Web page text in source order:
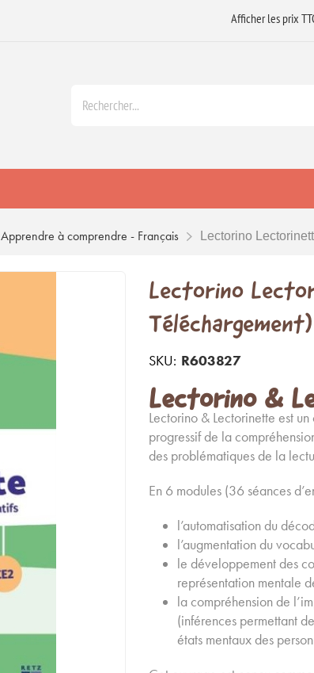
Apprendre à comprendre - Français Lectorino
Lectorino
Téléchargement)
SKU: R603827
Lectorino &
Lectorino & Lectorinette est
progressif de la
des problématiques de la
En 6 modules (36 séances
l’automatisation du
l’augmentation du
le développement des
représentation mentale
la compréhension de
(inférences permettant
états mentaux des